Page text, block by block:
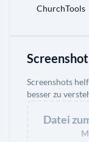
ChurchTools
Screenshot
Screenshots
besser zu
Datei